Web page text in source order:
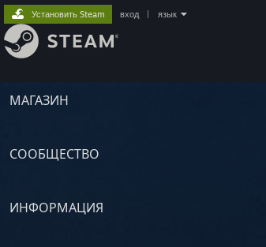
МАГАЗИН
СООБЩЕСТВО
ИНФОРМАЦИЯ
Установить Steam вход язык